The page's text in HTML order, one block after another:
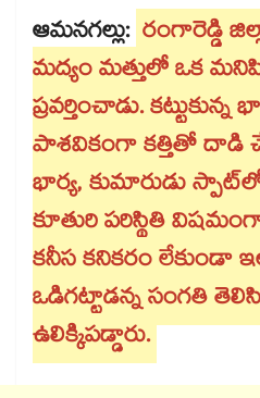
ఆమనగల్లు: రంగారెడ్డి
మద్యం మత్తులో ఒక
ప్రవర్తించాడు. కట్టుకున్న
పాశవికంగా కత్తితో దాడి
భార్య, కుమారుడు
కూతురి పరిస్థితి
కనీస కనికరం లేకుండా
ఒడిగట్టాడన్న సంగతి
ఉలిక్కిపడ్డారు.